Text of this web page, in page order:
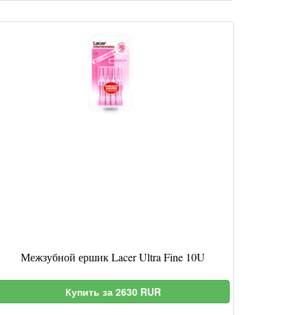
Межзубной ершик Lacer Ultra Fine 10U
Купить за 2630 RUR